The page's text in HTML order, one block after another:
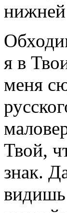
я в
меня
Твой,
знак.